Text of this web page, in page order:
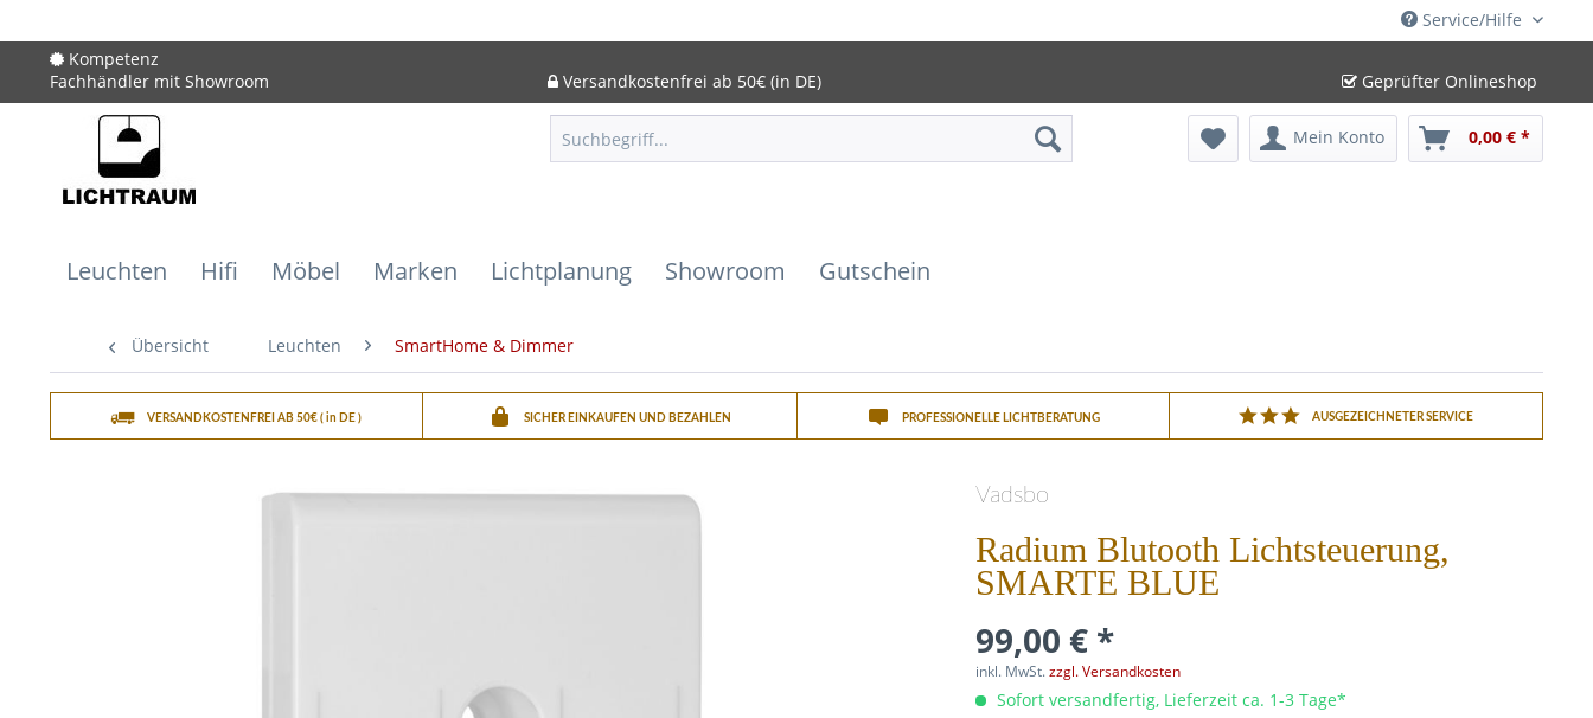
Service/Hilfe
Kompetenz
Fachhändler mit Showroom
Versandkostenfrei ab 50€ (in DE) Geprüfter Onlineshop
Mein Konto 0,00 € *
Leuchten Hifi Möbel Marken Lichtplanung Showroom Gutschein
Übersicht Leuchten SmartHome & Dimmer
VERSANDKOSTENFREI AB 50€ ( in DE ) SICHER EINKAUFEN UND BEZAHLEN PROFESSIONELLE LICHTBERATUNG AUSGEZEICHNETER SERVICE
Vadsbo
Radium Blutooth Lichtsteuerung,
SMARTE BLUE
99,00 € *
inkl. MwSt.zzgl. Versandkosten
Sofort versandfertig, Lieferzeit ca. 1-3 Tage*